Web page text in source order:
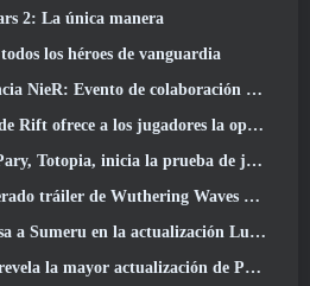
2: La única manera
los héroes de vanguardia
Evento de colaboración de autómatas
la oportunidad de ganar hasta 4000 Créditos y un nuevo título
inicia la prueba de juego beta cerrada
Waves Cyberpunk: Cruce de Edgerunners
Sumeru en la actualización Luna VII
de Path Of Exile II hasta el momento, El regreso de los antiguos